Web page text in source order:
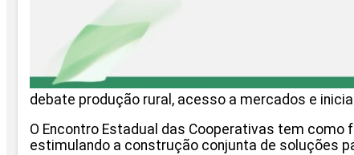
debate produção rural, acesso a mercados e
O Encontro Estadual das Cooperativas tem
estimulando a construção conjunta de soluções